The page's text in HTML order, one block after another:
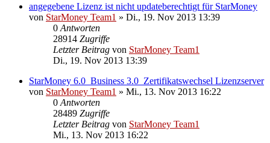
angegebene Lizenz ist nicht updateberechtigt für StarMoney
von StarMoney Team1 » Di., 19. Nov 2013 13:39
0 Antworten
28914 Zugriffe
Letzter Beitrag von StarMoney Team1
Di., 19. Nov 2013 13:39
StarMoney 6.0_Business 3.0_Zertifikatswechsel Lizenzserver
von StarMoney Team1 » Mi., 13. Nov 2013 16:22
0 Antworten
28489 Zugriffe
Letzter Beitrag von StarMoney Team1
Mi., 13. Nov 2013 16:22